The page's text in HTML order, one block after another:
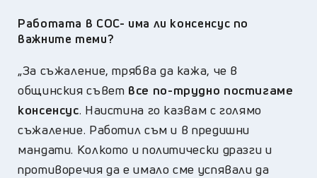
Работата в СОС- има ли консенсус по
важните теми?
„За съжаление, трябва да кажа, че в
общинския съвет все по-трудно постигаме
консенсус. Наистина го казвам с голямо
съжаление. Работил съм и в предишни
мандати. Колкото и политически дразги и
противоречия да е имало сме успявали да